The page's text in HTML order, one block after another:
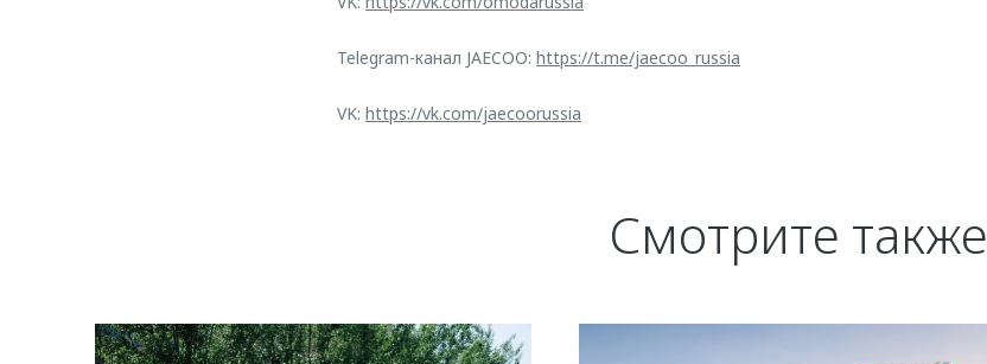
Telegram-канал JAECOO: https://t.me/jaecoo_russia
VK: https://vk.com/jaecoorussia
Смотрите также